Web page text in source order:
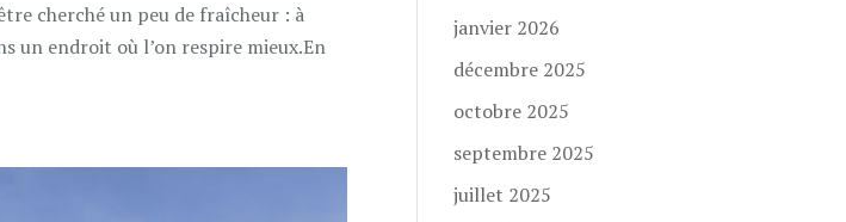
cherché un peu de fraîcheur : à
un endroit où l’on respire mieux.En
janvier 2026
décembre 2025
octobre 2025
septembre 2025
juillet 2025